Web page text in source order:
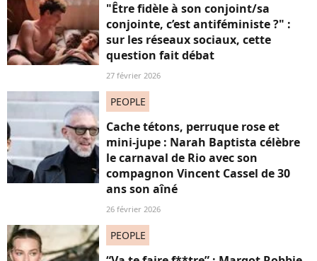
"Être fidèle à son conjoint/sa
conjointe, c’est antiféministe ?" :
sur les réseaux sociaux, cette
question fait débat
27 février 2026
PEOPLE
Cache tétons, perruque rose et
mini-jupe : Narah Baptista célèbre
le carnaval de Rio avec son
compagnon Vincent Cassel de 30
ans son aîné
26 février 2026
PEOPLE